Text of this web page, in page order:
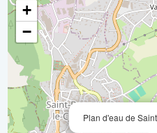
Plan d'eau de
+
−